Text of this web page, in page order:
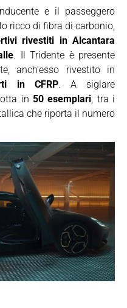
e il passeggero
ricco di fibra di carbonio,
rivestiti in Alcantara
. Il Tridente è presente
anch’esso rivestito in
in CFRP. A siglare
in 50 esemplari , tra i
che riporta il numero